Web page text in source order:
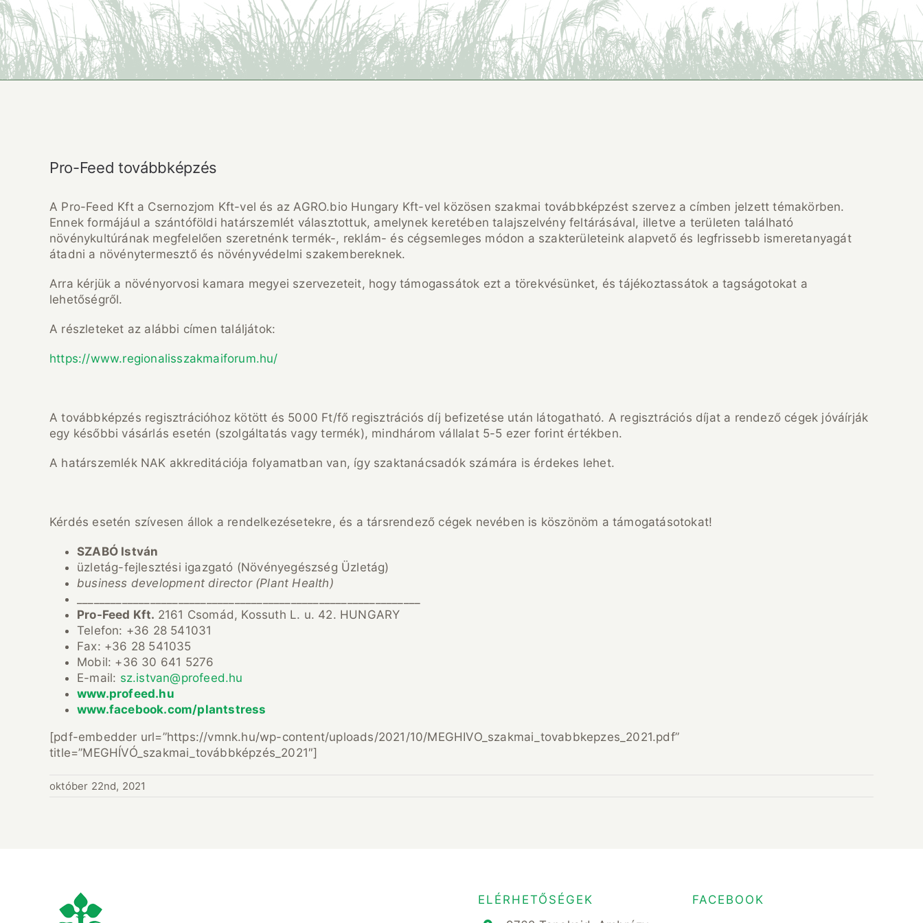
Pro-Feed továbbképzés
A Pro-Feed Kft a Csernozjom Kft-vel és az AGRO.bio Hungary Kft-vel közösen szakmai továbbképzést szervez a címben jelzett témakörben.
Ennek formájául a szántóföldi határszemlét választottuk, amelynek keretében talajszelvény feltárásával, illetve a területen található
növénykultúrának megfelelően szeretnénk termék-, reklám- és cégsemleges módon a szakterületeink alapvető és legfrissebb ismeretanyagát
átadni a növénytermesztő és növényvédelmi szakembereknek.
Arra kérjük a növényorvosi kamara megyei szervezeteit, hogy támogassátok ezt a törekvésünket, és tájékoztassátok a tagságotokat a
lehetőségről.
A részleteket az alábbi címen találjátok:
https://www.regionalisszakmaiforum.hu/
A továbbképzés regisztrációhoz kötött és 5000 Ft/fő regisztrációs díj befizetése után látogatható. A regisztrációs díjat a rendező cégek jóváírják
egy későbbi vásárlás esetén (szolgáltatás vagy termék), mindhárom vállalat 5-5 ezer forint értékben.
A határszemlék NAK akkreditációja folyamatban van, így szaktanácsadók számára is érdekes lehet.
Kérdés esetén szívesen állok a rendelkezésetekre, és a társrendező cégek nevében is köszönöm a támogatásotokat!
SZABÓ István
üzletág-fejlesztési igazgató (Növényegészség Üzletág)
business development director (Plant Health)
Pro-Feed Kft. 2161 Csomád, Kossuth L. u. 42. HUNGARY
Telefon: +36 28 541031
Fax: +36 28 541035
Mobil: +36 30 641 5276
E-mail: sz.istvan@profeed.hu
www.profeed.hu
www.facebook.com/plantstress
[pdf-embedder url=”https://vmnk.hu/wp-content/uploads/2021/10/MEGHIVO_szakmai_tovabbkepzes_2021.pdf”
title=”MEGHÍVÓ_szakmai_továbbképzés_2021″]
október 22nd, 2021
ELÉRHETŐSÉGEK
FACEBOOK